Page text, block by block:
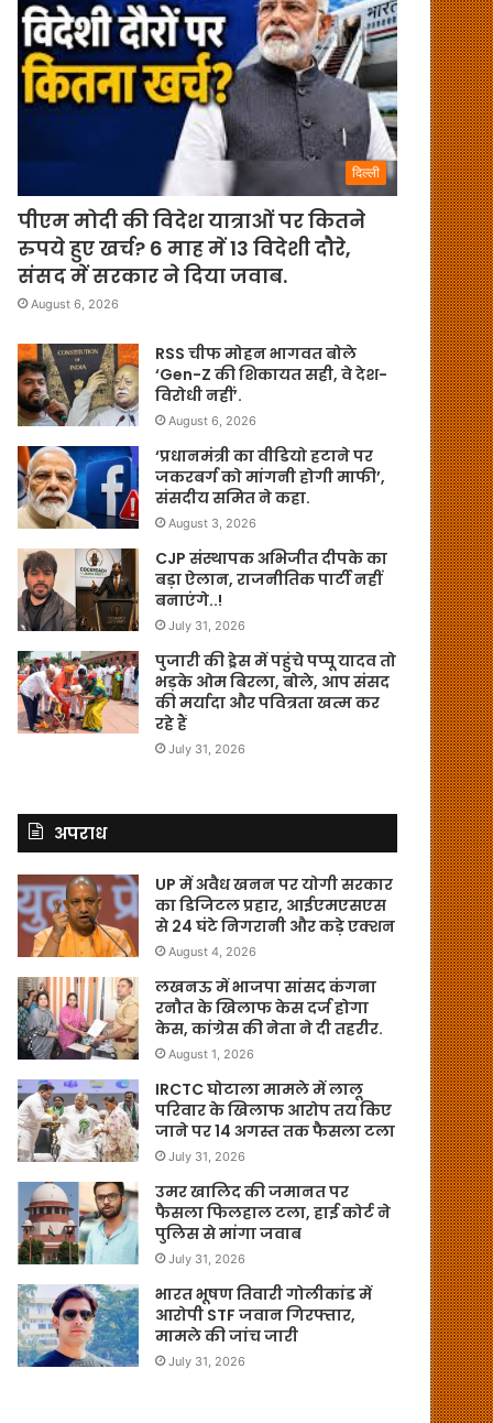
दिल्ली
पीएम मोदी की विदेश यात्राओं पर कितने
रुपये हुए खर्च? 6 माह में 13 विदेशी दौरे,
संसद में सरकार ने दिया जवाब.
August 6, 2026
RSS चीफ मोहन भागवत बोले
‘Gen-Z की शिकायत सही, वे देश-
विरोधी नहीं’.
August 6, 2026
‘प्रधानमंत्री का वीडियो हटाने पर
जकरबर्ग को मांगनी होगी माफी’,
संसदीय समित ने कहा.
August 3, 2026
CJP संस्थापक अभिजीत दीपके का
बड़ा ऐलान, राजनीतिक पार्टी नहीं
बनाएंगे..!
July 31, 2026
पुजारी की ड्रेस में पहुंचे पप्पू यादव तो
भड़के ओम बिरला, बोले, आप संसद
की मर्यादा और पवित्रता खत्म कर
रहे हैं
July 31, 2026
अपराध
UP में अवैध खनन पर योगी सरकार
का डिजिटल प्रहार, आईएमएसएस
से 24 घंटे निगरानी और कड़े एक्शन
August 4, 2026
लखनऊ में भाजपा सांसद कंगना
रनौत के खिलाफ केस दर्ज होगा
केस, कांग्रेस की नेता ने दी तहरीर.
August 1, 2026
IRCTC घोटाला मामले में लालू
परिवार के खिलाफ आरोप तय किए
जाने पर 14 अगस्त तक फैसला टला
July 31, 2026
उमर खालिद की जमानत पर
फैसला फिलहाल टला, हाई कोर्ट ने
पुलिस से मांगा जवाब
July 31, 2026
भारत भूषण तिवारी गोलीकांड में
आरोपी STF जवान गिरफ्तार,
मामले की जांच जारी
July 31, 2026